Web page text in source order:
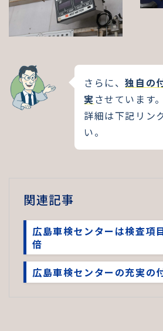
さらに、独自の
実 させています。
詳細は下記リン
い。
関連記事
広島車検センターは検査項
倍
広島車検センターの充実の